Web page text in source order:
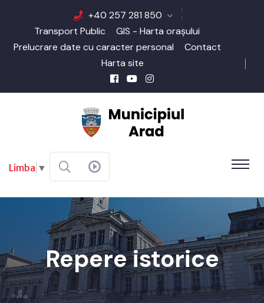
+40 257 281 850
Transport Public
GIS - Harta orașului
Prelucrare date cu caracter personal
Contact
Harta site
Limba ▼
Repere istorice